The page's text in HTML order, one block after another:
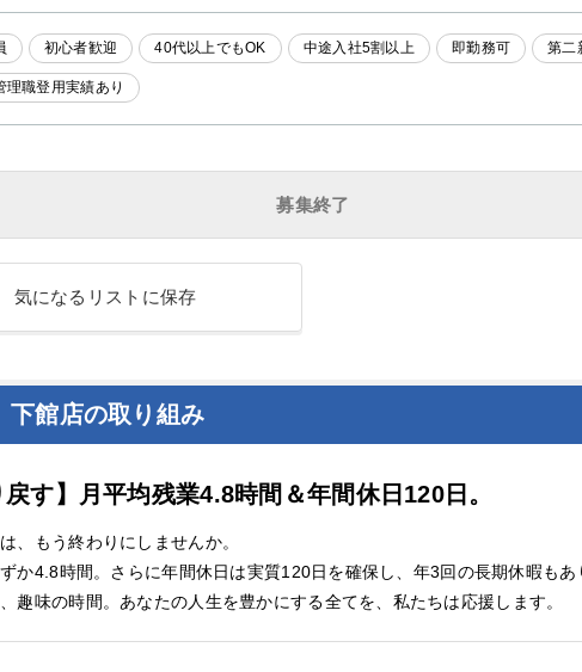
初心者歓迎 40代以上でもOK 中途入社5割以上 即勤務可 第二
理職登用実績あり
募集終了
気になるリストに保存
館店の取り組み
す】月平均残業4.8時間＆年間休日120日。
、もう終わりにしませんか。
か4.8時間。さらに年間休日は実質120日を確保し、年3回の長期休暇もあ
趣味の時間。あなたの人生を豊かにする全てを、私たちは応援します。